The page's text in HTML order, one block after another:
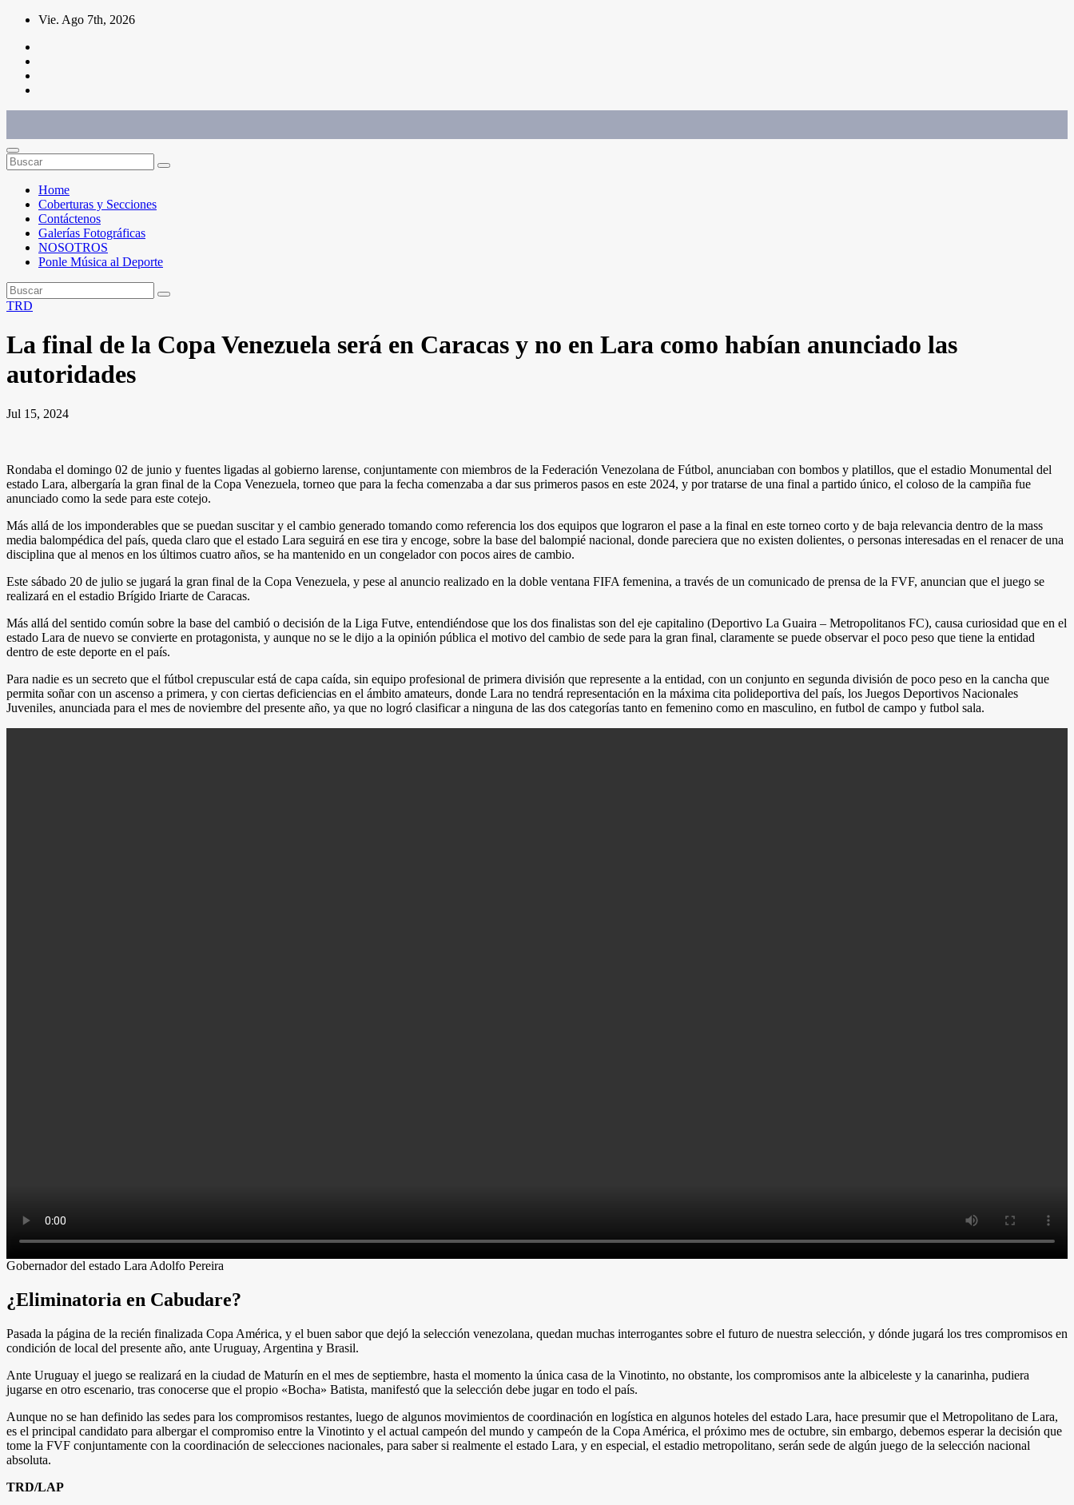
Saltar
contenido
Vie. Ago 7th, 2026
Home
Coberturas y Secciones
Contáctenos
Galerías Fotográficas
NOSOTROS
Ponle Música al Deporte
TRD
La final de la Copa Venezuela será en Caracas y no en Lara como habían anunciado las
autoridades
Jul 15, 2024
Rondaba el domingo 02 de junio y fuentes ligadas al gobierno larense, conjuntamente con miembros de la Federación Venezolana de Fútbol, anunciaban con bombos y platillos, que el estadio Monumental del
estado Lara, albergaría la gran final de la Copa Venezuela, torneo que para la fecha comenzaba a dar sus primeros pasos en este 2024, y por tratarse de una final a partido único, el coloso de la campiña fue
anunciado como la sede para este cotejo.
Más allá de los imponderables que se puedan suscitar y el cambio generado tomando como referencia los dos equipos que lograron el pase a la final en este torneo corto y de baja relevancia dentro de la mass
media balompédica del país, queda claro que el estado Lara seguirá en ese tira y encoge, sobre la base del balompié nacional, donde pareciera que no existen dolientes, o personas interesadas en el renacer de una
disciplina que al menos en los últimos cuatro años, se ha mantenido en un congelador con pocos aires de cambio.
Este sábado 20 de julio se jugará la gran final de la Copa Venezuela, y pese al anuncio realizado en la doble ventana FIFA femenina, a través de un comunicado de prensa de la FVF, anuncian que el juego se
realizará en el estadio Brígido Iriarte de Caracas.
Más allá del sentido común sobre la base del cambió o decisión de la Liga Futve, entendiéndose que los dos finalistas son del eje capitalino (Deportivo La Guaira – Metropolitanos FC), causa curiosidad que en el
estado Lara de nuevo se convierte en protagonista, y aunque no se le dijo a la opinión pública el motivo del cambio de sede para la gran final, claramente se puede observar el poco peso que tiene la entidad
dentro de este deporte en el país.
Para nadie es un secreto que el fútbol crepuscular está de capa caída, sin equipo profesional de primera división que represente a la entidad, con un conjunto en segunda división de poco peso en la cancha que
permita soñar con un ascenso a primera, y con ciertas deficiencias en el ámbito amateurs, donde Lara no tendrá representación en la máxima cita polideportiva del país, los Juegos Deportivos Nacionales
Juveniles, anunciada para el mes de noviembre del presente año, ya que no logró clasificar a ninguna de las dos categorías tanto en femenino como en masculino, en futbol de campo y futbol sala.
Gobernador del estado Lara Adolfo Pereira
¿Eliminatoria en Cabudare?
Pasada la página de la recién finalizada Copa América, y el buen sabor que dejó la selección venezolana, quedan muchas interrogantes sobre el futuro de nuestra selección, y dónde jugará los tres compromisos en
condición de local del presente año, ante Uruguay, Argentina y Brasil.
Ante Uruguay el juego se realizará en la ciudad de Maturín en el mes de septiembre, hasta el momento la única casa de la Vinotinto, no obstante, los compromisos ante la albiceleste y la canarinha, pudiera
jugarse en otro escenario, tras conocerse que el propio «Bocha» Batista, manifestó que la selección debe jugar en todo el país.
Aunque no se han definido las sedes para los compromisos restantes, luego de algunos movimientos de coordinación en logística en algunos hoteles del estado Lara, hace presumir que el Metropolitano de Lara,
es el principal candidato para albergar el compromiso entre la Vinotinto y el actual campeón del mundo y campeón de la Copa América, el próximo mes de octubre, sin embargo, debemos esperar la decisión que
tome la FVF conjuntamente con la coordinación de selecciones nacionales, para saber si realmente el estado Lara, y en especial, el estadio metropolitano, serán sede de algún juego de la selección nacional
absoluta.
TRD/LAP